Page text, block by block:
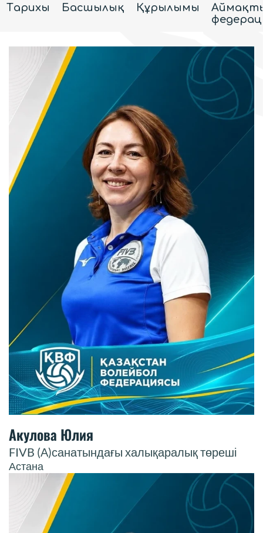
Тарихы Басшылық Құрылымы
Акулова Юлия
FIVB (А)санатындағы халықаралық төреші
Астана